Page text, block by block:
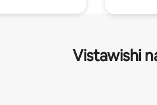
Vistawishi